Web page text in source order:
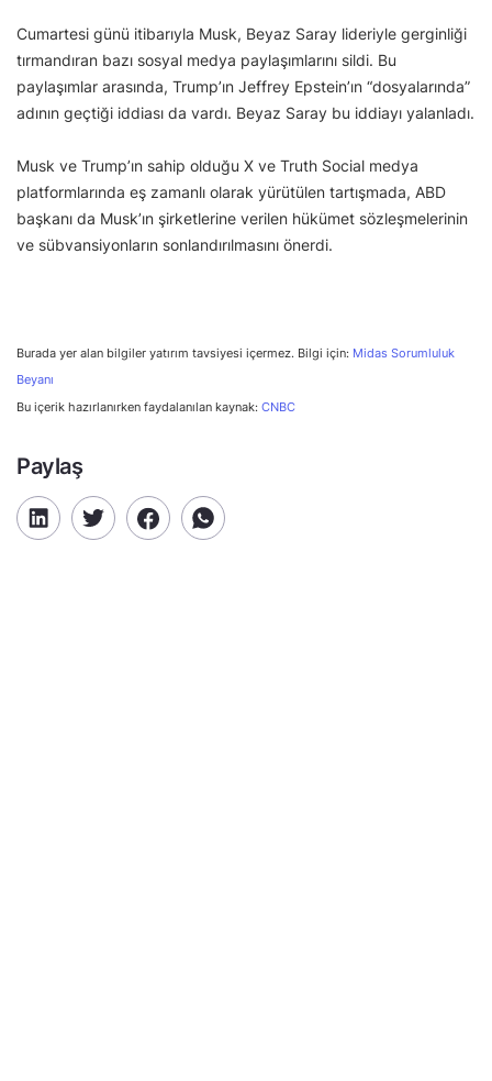
Cumartesi günü itibarıyla Musk, Beyaz Saray lideriyle gerginliği
tırmandıran bazı sosyal medya paylaşımlarını sildi. Bu
paylaşımlar arasında, Trump’ın Jeffrey Epstein’ın “dosyalarında”
adının geçtiği iddiası da vardı. Beyaz Saray bu iddiayı yalanladı.
Musk ve Trump’ın sahip olduğu X ve Truth Social medya
platformlarında eş zamanlı olarak yürütülen tartışmada, ABD
başkanı da Musk’ın şirketlerine verilen hükümet sözleşmelerinin
ve sübvansiyonların sonlandırılmasını önerdi.
Burada yer alan bilgiler yatırım tavsiyesi içermez. Bilgi için: Midas Sorumluluk
Beyanı
Bu içerik hazırlanırken faydalanılan kaynak: CNBC
Paylaş